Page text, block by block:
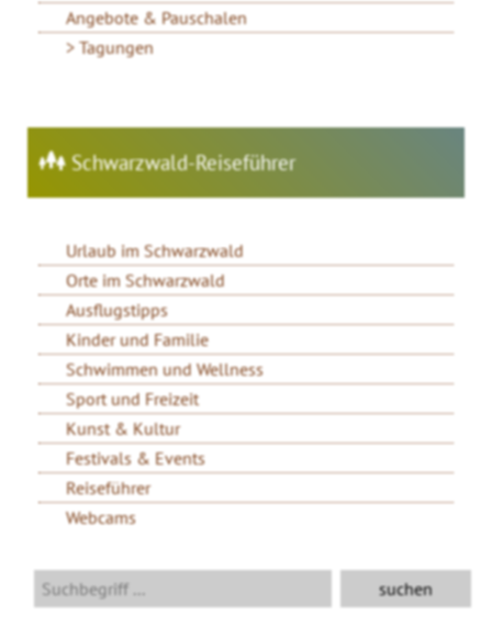
Angebote & Pauschalen
Tagungen
Schwarzwald-Reiseführer
Urlaub im Schwarzwald
Orte im Schwarzwald
Ausflugstipps
Kinder und Familie
Schwimmen und Wellness
Sport und Freizeit
Kunst & Kultur
Festivals & Events
Reiseführer
Webcams